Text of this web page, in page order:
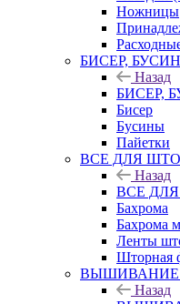
Ножницы
БИСЕР,
Назад
БИСЕР,
Бисер
Бусины
Пайетки
ВСЕ ДЛЯ
Назад
ВСЕ
Бахрома
Бахрома
Ленты
Шторная
ВЫШИВАНИЕ
Назад